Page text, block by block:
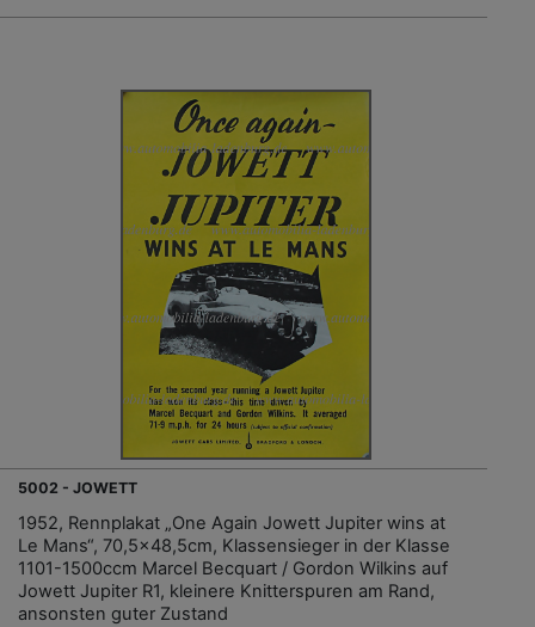
5002 - JOWETT
1952, Rennplakat „One Again Jowett Jupiter wins at
Le Mans“, 70,5x48,5cm, Klassensieger in der Klasse
1101-1500ccm Marcel Becquart / Gordon Wilkins auf
Jowett Jupiter R1, kleinere Knitterspuren am Rand,
ansonsten guter Zustand